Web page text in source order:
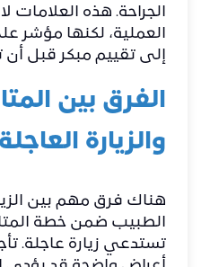
الجراحة. هذه
العملية، لكنها مؤشر
إلى تقييم مبكر قبل أن
الفرق بين
والزيارة العاجلة
هناك فرق مهم بين
الطبيب ضمن خطة
تستدعي زيارة عاجلة.